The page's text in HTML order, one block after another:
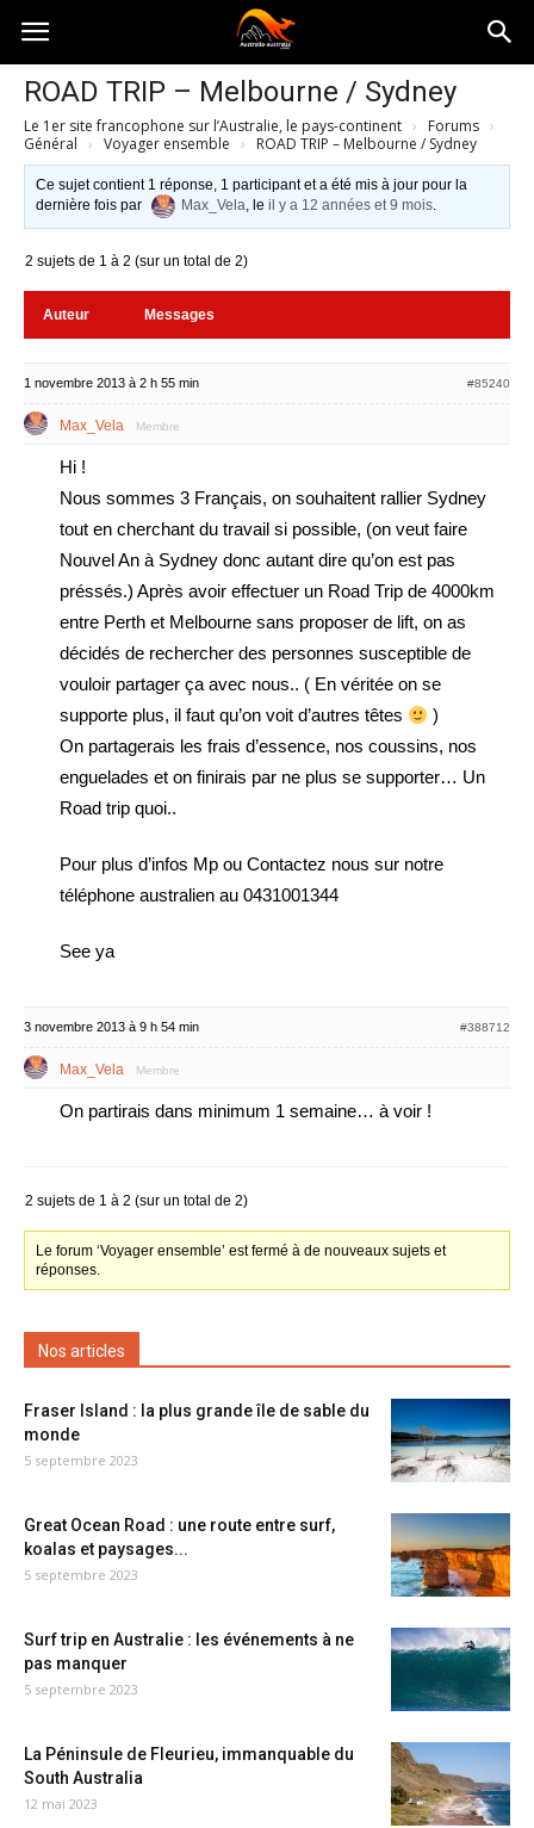
Australia-
australie.com
ROAD TRIP – Melbourne / Sydney
Le 1er site francophone sur l’Australie, le pays-continent › Forums ›
Général › Voyager ensemble › ROAD TRIP – Melbourne / Sydney
Ce sujet contient 1 réponse, 1 participant et a été mis à jour pour la
dernière fois par
Max_Vela, leil y a 12 années et 9 mois.
2 sujets de 1 à 2 (sur un total de 2)
Auteur Messages
1 novembre 2013 à 2 h 55 min #85240
Max_Vela Membre
Hi !
Nous sommes 3 Français, on souhaitent rallier Sydney
tout en cherchant du travail si possible, (on veut faire
Nouvel An à Sydney donc autant dire qu’on est pas
préssés.) Après avoir effectuer un Road Trip de 4000km
entre Perth et Melbourne sans proposer de lift, on as
décidés de rechercher des personnes susceptible de
vouloir partager ça avec nous.. ( En véritée on se
supporte plus, il faut qu’on voit d’autres têtes
)
On partagerais les frais d’essence, nos coussins, nos
enguelades et on finirais par ne plus se supporter… Un
Road trip quoi..
Pour plus d’infos Mp ou Contactez nous sur notre
téléphone australien au 0431001344
See ya
3 novembre 2013 à 9 h 54 min #388712
Max_Vela Membre
On partirais dans minimum 1 semaine… à voir !
2 sujets de 1 à 2 (sur un total de 2)
Le forum ‘Voyager ensemble’ est fermé à de nouveaux sujets et
réponses.
Nos articles
Fraser Island : la plus grande île de sable du
monde
5 septembre 2023
Great Ocean Road : une route entre surf,
koalas et paysages...
5 septembre 2023
Surf trip en Australie : les événements à ne
pas manquer
5 septembre 2023
La Péninsule de Fleurieu, immanquable du
South Australia
12 mai 2023